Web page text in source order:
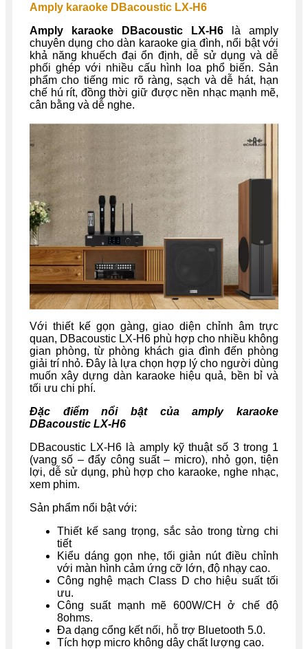
Amply karaoke DBacoustic LX-H6
Amply karaoke DBacoustic LX-H6 là amply
chuyên dụng cho dàn karaoke gia đình, nổi bật với
khả năng khuếch đại ổn định, dễ sử dụng và dễ
phối ghép với nhiều cấu hình loa phổ biến. Sản
phẩm cho tiếng mic rõ ràng, sạch và dễ hát, hạn
chế hú rít, đồng thời giữ được nền nhạc mạnh mẽ,
cân bằng và dễ nghe.
Với thiết kế gọn gàng, giao diện chỉnh âm trực
quan, DBacoustic LX-H6 phù hợp cho nhiều không
gian phòng, từ phòng khách gia đình đến phòng
giải trí nhỏ. Đây là lựa chọn hợp lý cho người dùng
muốn xây dựng dàn karaoke hiệu quả, bền bỉ và
tối ưu chi phí.
Đặc điểm nổi bật của amply karaoke
DBacoustic LX-H6
DBacoustic LX-H6 là amply kỹ thuật số 3 trong 1
(vang số – đẩy công suất – micro), nhỏ gọn, tiện
lợi, dễ sử dụng, phù hợp cho karaoke, nghe nhạc,
xem phim.
Sản phẩm nổi bật với:
Thiết kế sang trọng, sắc sảo trong từng chi
tiết
Kiểu dáng gọn nhẹ, tối giản nút điều chỉnh
với màn hình cảm ứng cỡ lớn, độ nhạy cao.
Công nghệ mạch Class D cho hiệu suất tối
ưu.
Công suất mạnh mẽ 600W/CH ở chế độ
8ohms.
Đa dạng cổng kết nối, hỗ trợ Bluetooth 5.0.
Tích hợp micro không dây chất lượng cao.